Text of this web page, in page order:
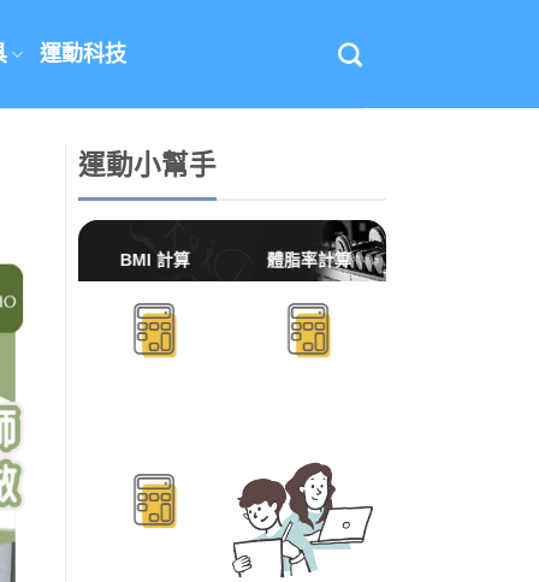
運動科技
運動小幫手
BMI 計算 體脂率計算